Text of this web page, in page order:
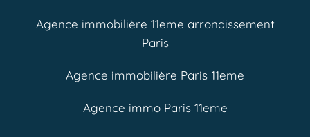
Agence immobilière 11eme arrondissement
Paris
Agence immobilière Paris 11eme
Agence immo Paris 11eme